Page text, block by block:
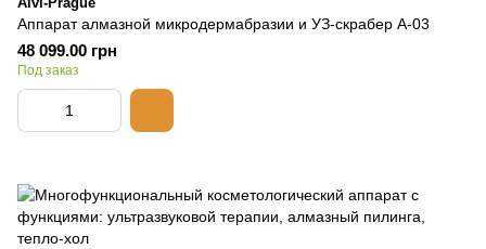
Аппарат алмазной микродермабразии и УЗ-скрабер A-03
48 099.00 грн
Под заказ